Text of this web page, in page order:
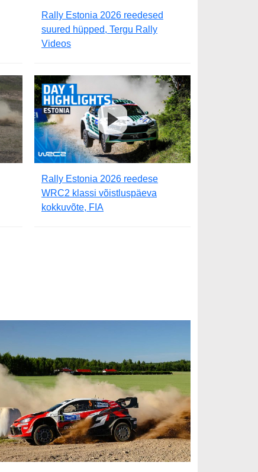
Rally Estonia 2026 reedesed
suured hüpped, Tergu Rally
Videos
Rally Estonia 2026 reedese
WRC2 klassi võistluspäeva
kokkuvõte, FIA